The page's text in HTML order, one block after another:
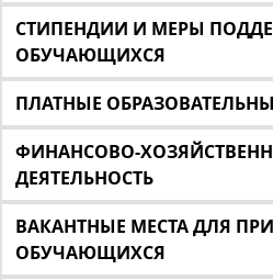
СТИПЕНДИИ И МЕРЫ
ОБУЧАЮЩИХСЯ
ПЛАТНЫЕ
ФИНАНСОВО-
ДЕЯТЕЛЬНОСТЬ
ВАКАНТНЫЕ МЕСТА ДЛЯ
ОБУЧАЮЩИХСЯ